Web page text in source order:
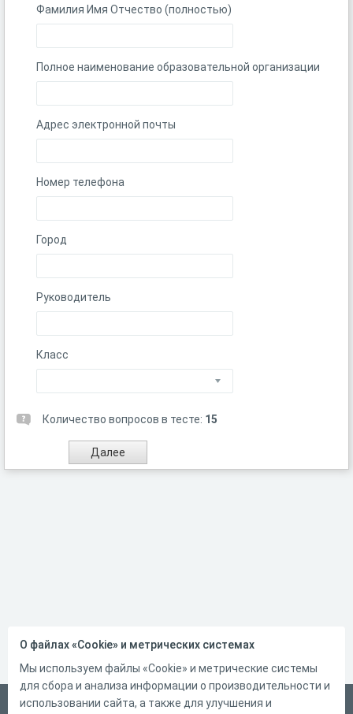
Фамилия Имя Отчество (полностью)
Полное наименование образовательной организации
Адрес электронной почты
Номер телефона
Город
Руководитель
Класс
Количество вопросов в тесте: 15
Русский
О файлах «Cookie» и метрических системах
Мы используем файлы «Cookie» и метрические системы
для сбора и анализа информации о производительности и
использовании сайта, а также для улучшения и